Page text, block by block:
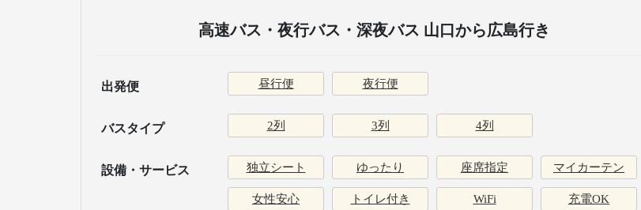
高速バス・夜行バス・深夜バス 山口から広島行き
出発便 昼行便 夜行便
バスタイプ 2列 3列 4列
設備・サービス 独立シート ゆったり 座席指定 マイカーテン
女性安心 トイレ付き WiFi 充電OK